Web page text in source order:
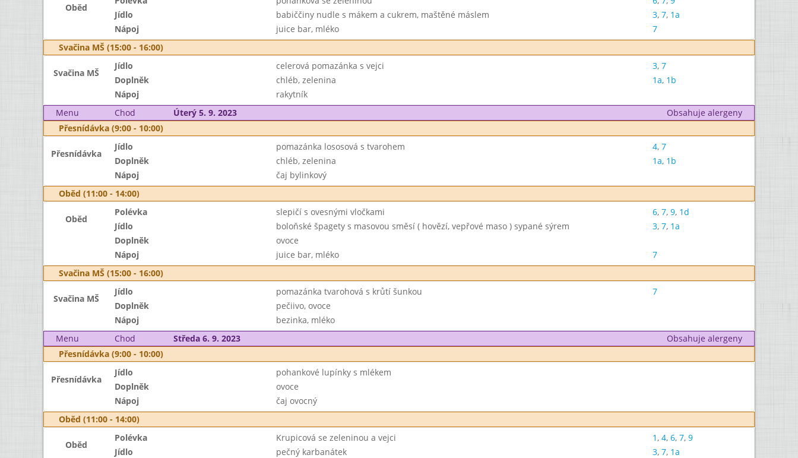
Oběd
Jídlo
babiččiny nudle s mákem a cukrem, maštěné máslem 3, 7, 1a
Nápoj
juice bar, mléko
7
Svačina MŠ (15:00 - 16:00)
Svačina MŠ
Jídlo celerová pomazánka s vejci 3, 7
Doplněk
chléb, zelenina 1a, 1b
Nápoj
rakytník
Menu
Chod Úterý 5. 9. 2023
Obsahuje alergeny
Přesnídávka (9:00 - 10:00)
Přesnídávka
Jídlo pomazánka lososová s tvarohem 4, 7
Doplněk
chléb, zelenina 1a, 1b
Nápoj
čaj bylinkový
Oběd (11:00 - 14:00)
Oběd
Polévka slepičí s ovesnými vločkami 6, 7, 9, 1d
Jídlo
boloňské špagety s masovou směsí ( hovězí, vepřové maso ) sypané sýrem 3, 7, 1a
Doplněk
ovoce
Nápoj
juice bar, mléko
7
Svačina MŠ (15:00 - 16:00)
Svačina MŠ
Jídlo pomazánka tvarohová s krůtí šunkou
7
Doplněk
pečiivo, ovoce
Nápoj
bezinka, mléko
Menu
Chod Středa 6. 9. 2023
Obsahuje alergeny
Přesnídávka (9:00 - 10:00)
Přesnídávka
Jídlo
pohankové lupínky s mlékem
Doplněk
ovoce
Nápoj
čaj ovocný
Oběd (11:00 - 14:00)
Oběd
Polévka Krupicová se zeleninou a vejci 1, 4, 6, 7, 9
Jídlo
pečný karbanátek 3, 7, 1a